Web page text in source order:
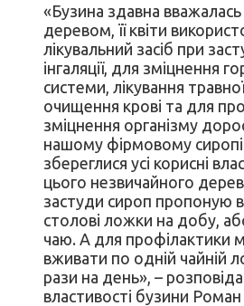
«Бузина здавна
деревом, її квіти
лікувальний засіб при
інгаляції, для зміцнення
системи, лікування
очищення крові та для
зміцнення організму
нашому фірмовому сиропі
збереглися усі корисні
цього незвичайного
застуди сироп пропоную
столові ложки на добу,
чаю. А для профілактики
вживати по одній чайній
рази на день», –
властивості бузини